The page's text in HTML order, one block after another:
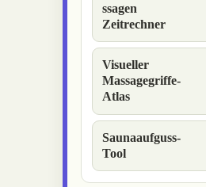
ssagen
Zeitrechner
Visueller
Massagegriffe-
Atlas
Saunaaufguss-
Tool